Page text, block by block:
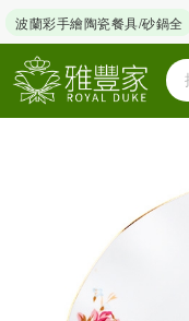
波蘭彩手繪陶瓷餐具/砂鍋全